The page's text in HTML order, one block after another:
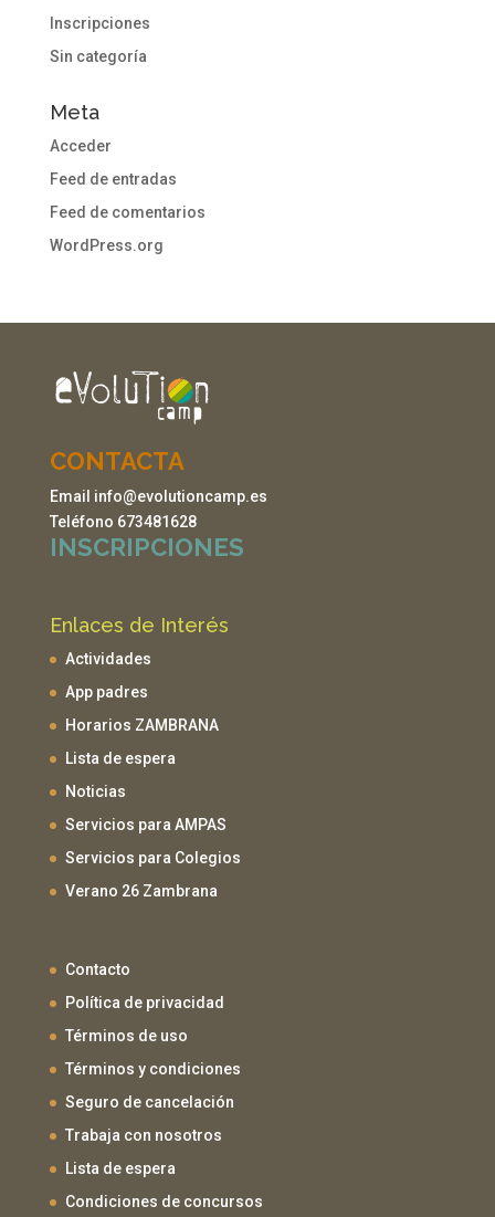
Inscripciones
Sin categoría
Meta
Acceder
Feed de entradas
Feed de comentarios
WordPress.org
CONTACTA
Email info@evolutioncamp.es
Teléfono 673481628
INSCRIPCIONES
Enlaces de Interés
Actividades
App padres
Horarios ZAMBRANA
Lista de espera
Noticias
Servicios para AMPAS
Servicios para Colegios
Verano 26 Zambrana
Contacto
Política de privacidad
Términos de uso
Términos y condiciones
Seguro de cancelación
Trabaja con nosotros
Lista de espera
Condiciones de concursos